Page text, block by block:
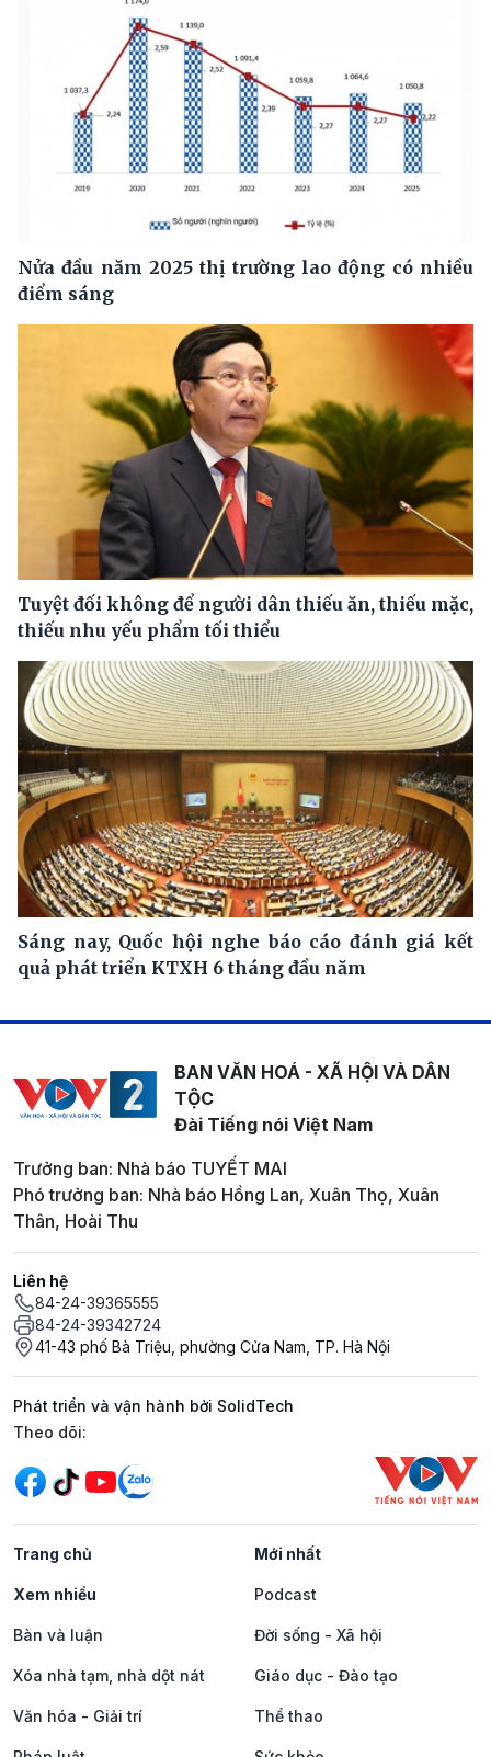
Nửa đầu năm 2025 thị trường lao động có nhiều
điểm sáng
Tuyệt đối không để người dân thiếu ăn, thiếu mặc,
thiếu nhu yếu phẩm tối thiểu
Sáng nay, Quốc hội nghe báo cáo đánh giá kết
quả phát triển KTXH 6 tháng đầu năm
BAN VĂN HOÁ - XÃ HỘI VÀ DÂN
TỘC
Đài Tiếng nói Việt Nam
Trưởng ban: Nhà báo TUYẾT MAI
Phó trưởng ban: Nhà báo Hồng Lan, Xuân Thọ, Xuân
Thân, Hoài Thu
Liên hệ
84-24-39365555
84-24-39342724
41-43 phố Bà Triệu, phường Cửa Nam, TP. Hà Nội
Phát triển và vận hành bởi SolidTech
Mạng xã hội
Theo dõi:
Trang chủ Mới nhất
Xem nhiều Podcast
Bàn và luận Đời sống - Xã hội
Xóa nhà tạm, nhà dột nát Giáo dục - Đào tạo
Văn hóa - Giải trí Thể thao